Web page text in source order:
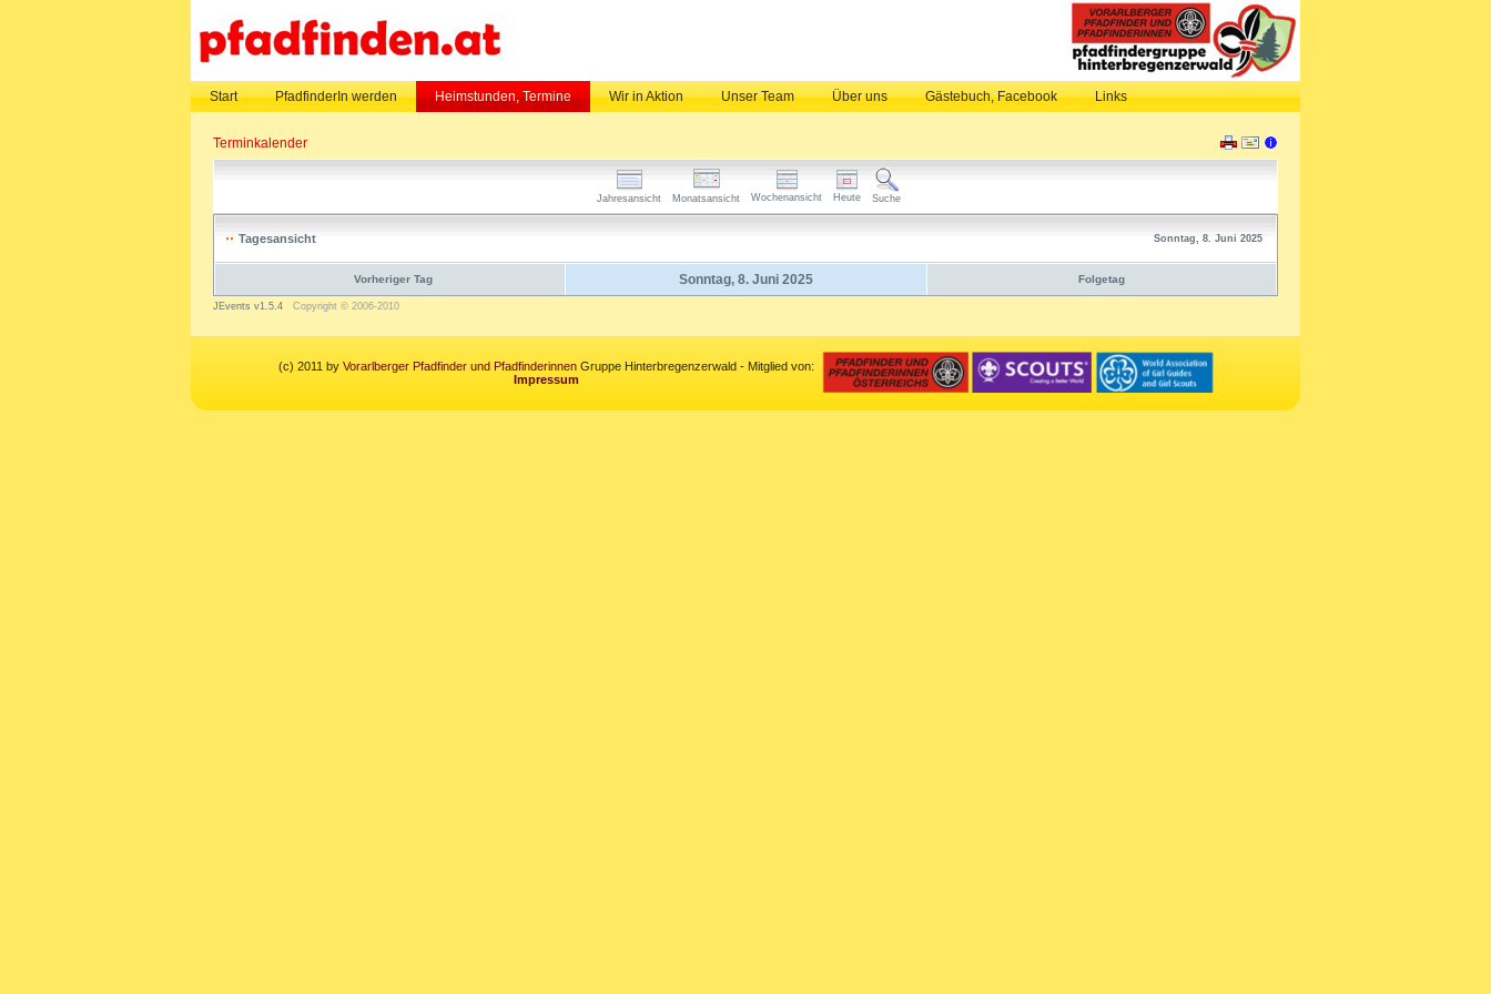
Start PfadfinderIn werden Heimstunden, Termine Wir in Aktion Unser Team Über uns Gästebuch, Facebook Links
Terminkalender
Jahresansicht Monatsansicht Wochenansicht Heute Suche
Tagesansicht Sonntag, 8. Juni 2025
Vorheriger Tag Sonntag, 8. Juni 2025 Folgetag
JEvents v1.5.4 Copyright © 2006-2010
(c) 2011 by Vorarlberger Pfadfinder und PfadfinderinnenGruppe Hinterbregenzerwald - Mitglied von:
Impressum